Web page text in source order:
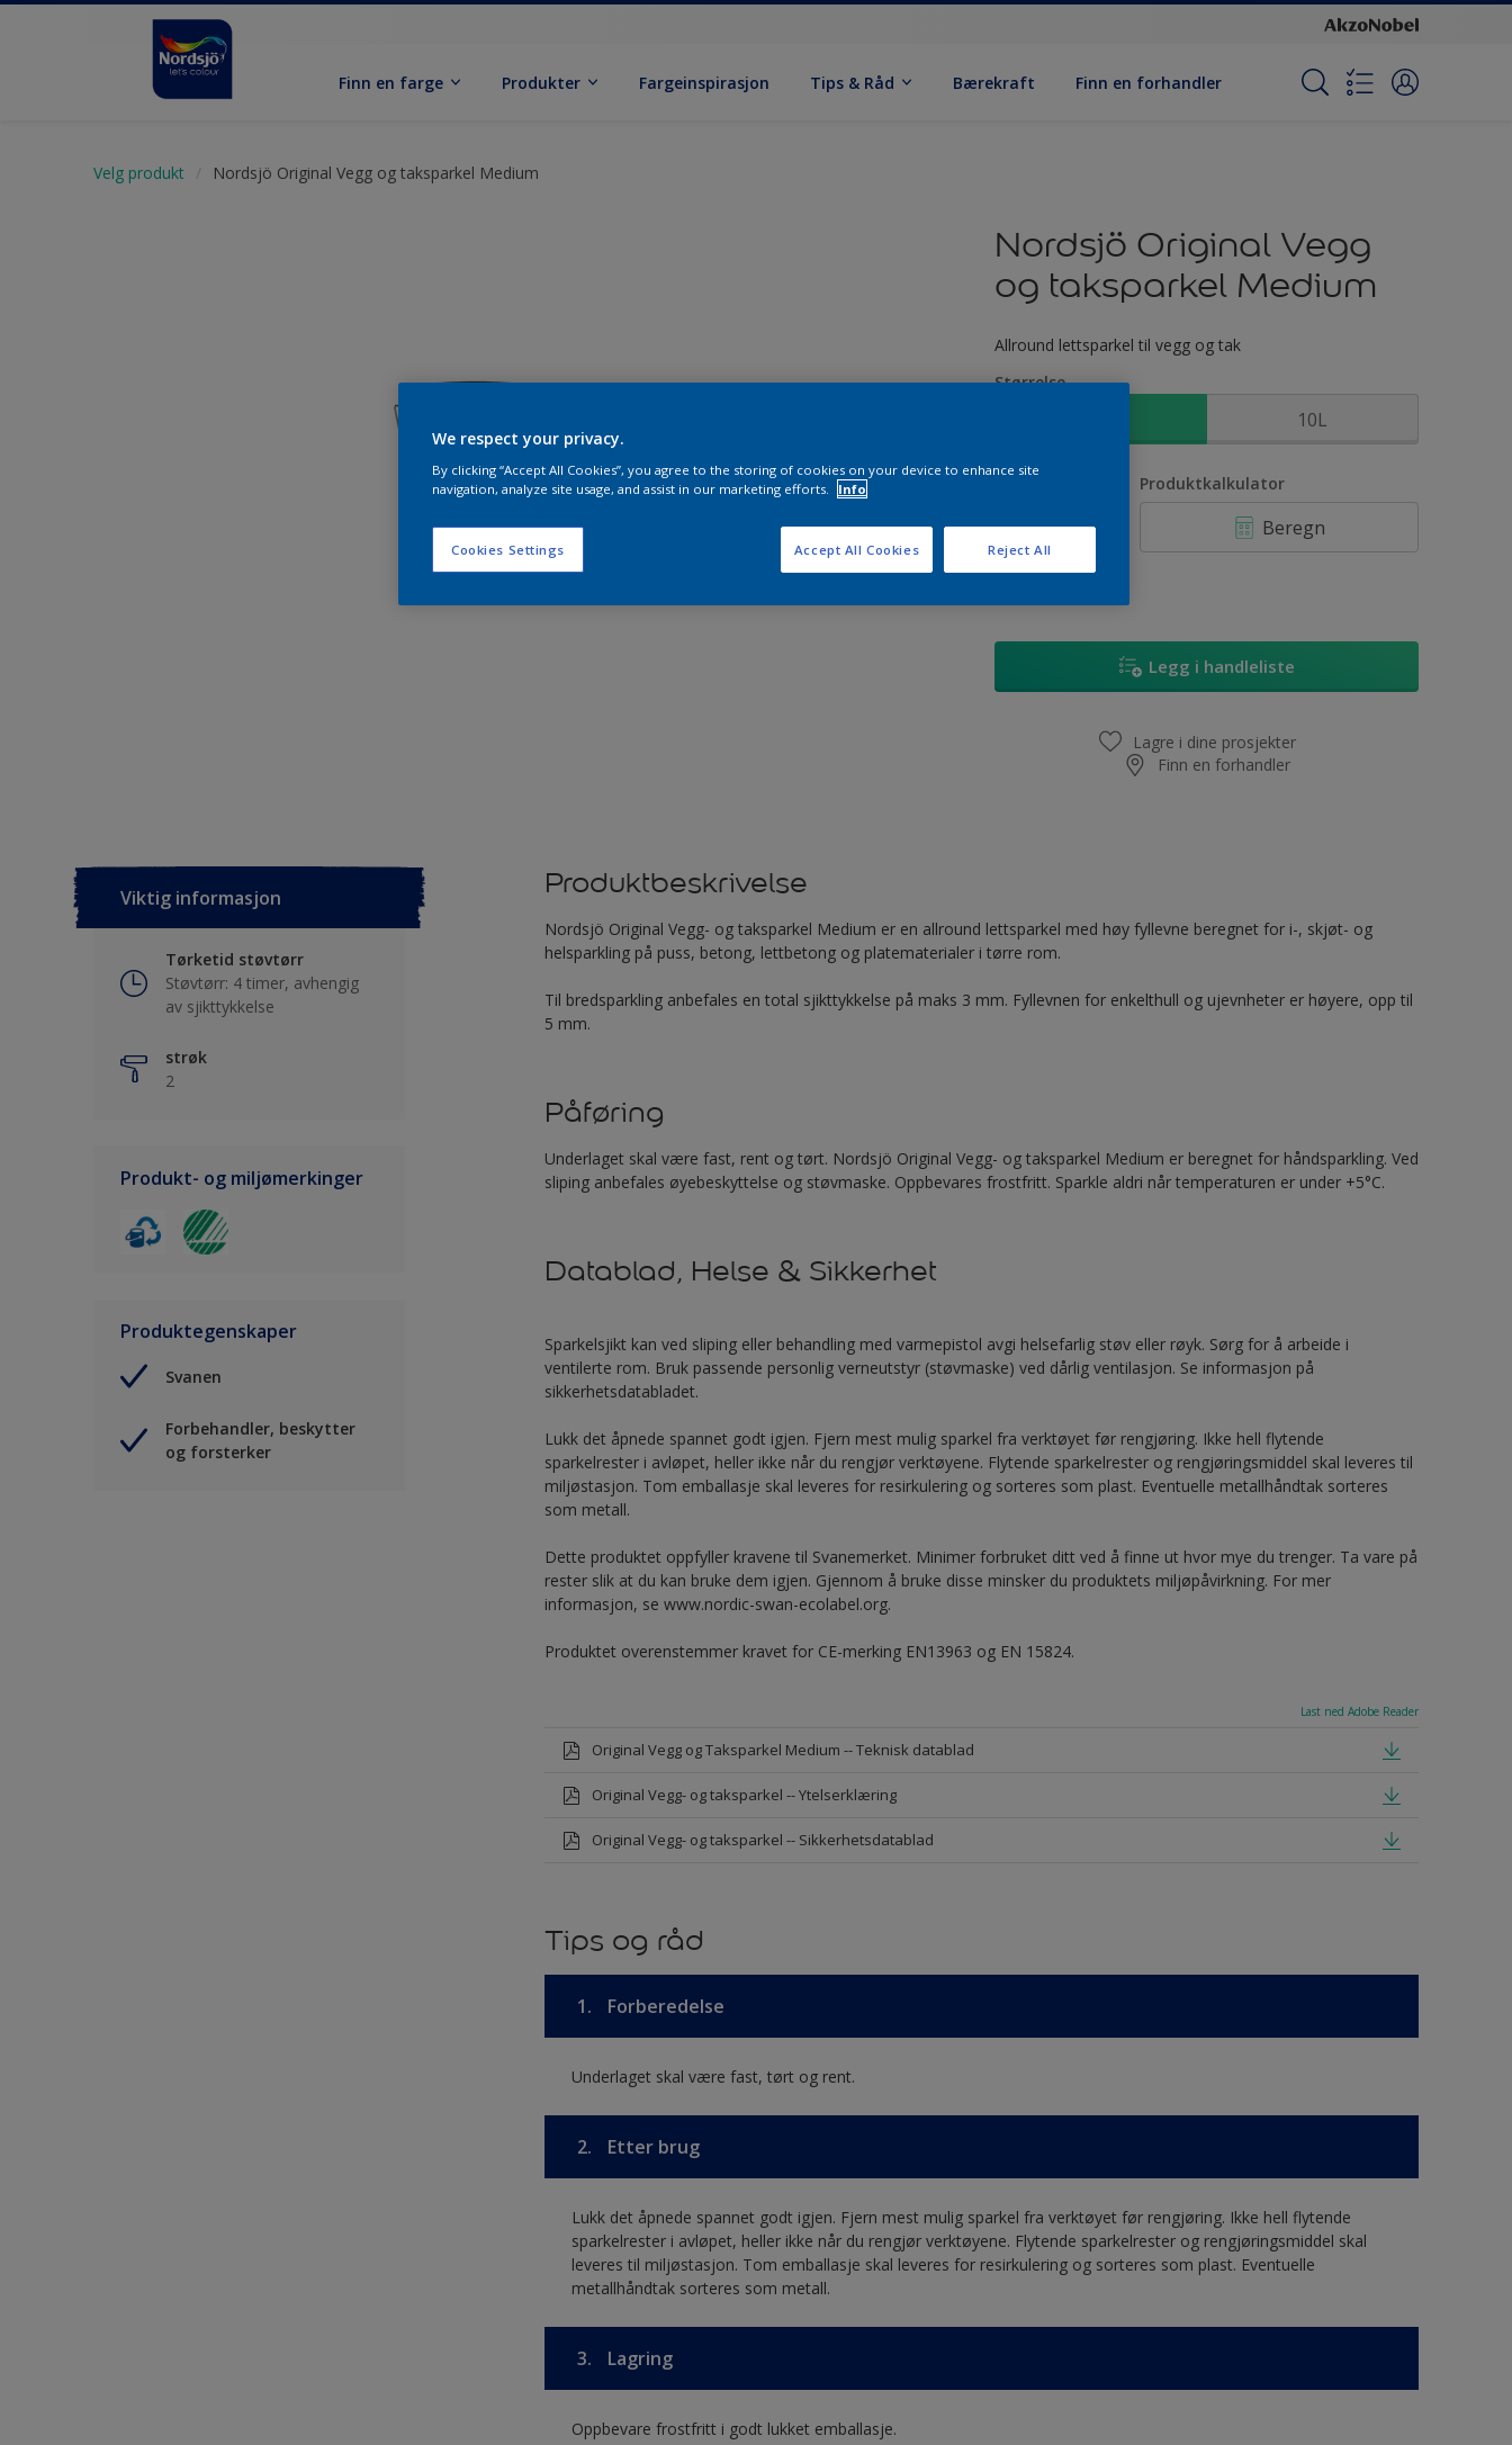
Finn en farge Produkter Fargeinspirasjon Tips & Råd Bærekraft Finn en forhandler
Velg produkt Nordsjö Original Vegg og taksparkel Medium
Nordsjö Original Vegg
og taksparkel Medium
Allround lettsparkel til vegg og tak
Størrelse
10L
Produktkalkulator
Beregn
Legg i handleliste
Lagre i dine prosjekter
Finn en forhandler
Viktig informasjon
Tørketid støvtørr
Støvtørr: 4 timer, avhengig
av sjikttykkelse
strøk
2
Produkt- og miljømerkinger
Produktegenskaper
Svanen
Forbehandler, beskytter
og forsterker
Produktbeskrivelse
Nordsjö Original Vegg- og taksparkel Medium er en allround lettsparkel med høy fyllevne beregnet for i-, skjøt- og
helsparkling på puss, betong, lettbetong og platematerialer i tørre rom.
Til bredsparkling anbefales en total sjikttykkelse på maks 3 mm. Fyllevnen for enkelthull og ujevnheter er høyere, opp til
5 mm.
Påføring
Underlaget skal være fast, rent og tørt. Nordsjö Original Vegg- og taksparkel Medium er beregnet for håndsparkling. Ved
sliping anbefales øyebeskyttelse og støvmaske. Oppbevares frostfritt. Sparkle aldri når temperaturen er under +5°C.
Datablad, Helse & Sikkerhet
Sparkelsjikt kan ved sliping eller behandling med varmepistol avgi helsefarlig støv eller røyk. Sørg for å arbeide i
ventilerte rom. Bruk passende personlig verneutstyr (støvmaske) ved dårlig ventilasjon. Se informasjon på
sikkerhetsdatabladet.
Lukk det åpnede spannet godt igjen. Fjern mest mulig sparkel fra verktøyet før rengjøring. Ikke hell flytende
sparkelrester i avløpet, heller ikke når du rengjør verktøyene. Flytende sparkelrester og rengjøringsmiddel skal leveres til
miljøstasjon. Tom emballasje skal leveres for resirkulering og sorteres som plast. Eventuelle metallhåndtak sorteres
som metall.
Dette produktet oppfyller kravene til Svanemerket. Minimer forbruket ditt ved å finne ut hvor mye du trenger. Ta vare på
rester slik at du kan bruke dem igjen. Gjennom å bruke disse minsker du produktets miljøpåvirkning. For mer
informasjon, se www.nordic-swan-ecolabel.org.
Produktet overenstemmer kravet for CE-merking EN13963 og EN 15824.
Last ned Adobe Reader
Original Vegg og Taksparkel Medium -- Teknisk datablad
Original Vegg- og taksparkel -- Ytelserklæring
Original Vegg- og taksparkel -- Sikkerhetsdatablad
Tips og råd
1. Forberedelse
Underlaget skal være fast, tørt og rent.
2. Etter brug
Lukk det åpnede spannet godt igjen. Fjern mest mulig sparkel fra verktøyet før rengjøring. Ikke hell flytende
sparkelrester i avløpet, heller ikke når du rengjør verktøyene. Flytende sparkelrester og rengjøringsmiddel skal
leveres til miljøstasjon. Tom emballasje skal leveres for resirkulering og sorteres som plast. Eventuelle
metallhåndtak sorteres som metall.
3. Lagring
Oppbevare frostfritt i godt lukket emballasje.
We respect your privacy.
By clicking “Accept All Cookies”, you agree to the storing of cookies on your device to enhance site
navigation, analyze site usage, and assist in our marketing efforts.
Info
Cookies Settings Reject All
Accept All Cookies